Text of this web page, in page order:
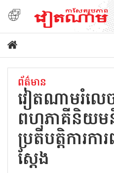
ព័ត៌មាន
វៀតណាមរំលេ
ពហុភាគីនិយម
ប្រតិបត្តិការកា
ស្ដែង